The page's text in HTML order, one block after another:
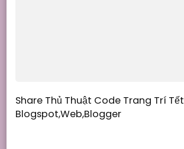
Share Thủ Thuật Code Trang Trí Tết
Blogspot,Web,Blogger